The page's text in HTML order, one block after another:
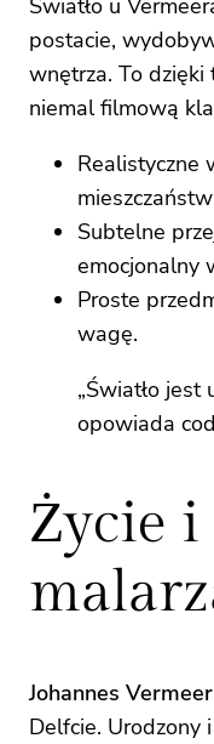
Światło u
postacie,
wnętrza. To dzięki
niemal filmową
Realistyczne
Subtelne
emocjonalny
Proste
wagę.
„Światło jest
opowiada
Życie
Johannes Vermeer
Delfcie. Urodzony